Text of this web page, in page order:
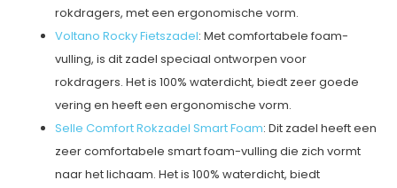
rokdragers, met een ergonomische vorm.
Voltano Rocky Fietszadel: Met comfortabele foam-
vulling, is dit zadel speciaal ontworpen voor
rokdragers. Het is 100% waterdicht, biedt zeer goede
vering en heeft een ergonomische vorm.
Selle Comfort Rokzadel Smart Foam: Dit zadel heeft een
zeer comfortabele smart foam-vulling die zich vormt
naar het lichaam. Het is 100% waterdicht, biedt